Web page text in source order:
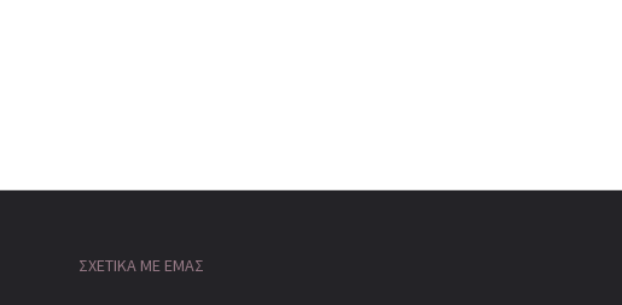
ΣΧΕΤΙΚΑ ΜΕ ΕΜΑΣ